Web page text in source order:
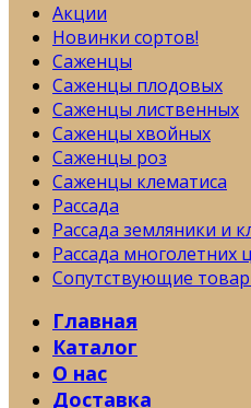
Акции
Новинки сортов!
Саженцы
Саженцы плодовых
Саженцы лиственных
Саженцы хвойных
Саженцы роз
Саженцы клематиса
Рассада
Рассада земляники и
Рассада многолетних
Сопутствующие
Главная
Каталог
О нас
Доставка